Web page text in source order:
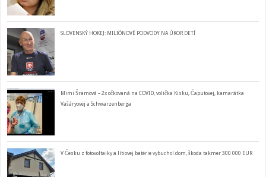
SLOVENSKÝ HOKEJ: MILIÓNOVÉ PODVODY NA ÚKOR DETÍ
Mimi Šramová – 2x očkovaná na COVID, volička Kisku, Čaputovej, kamarátka
Vašáryovej a Schwarzenberga
V Česku z fotovoltaiky a lítiovej batérie vybuchol dom, škoda takmer 300 000 EUR